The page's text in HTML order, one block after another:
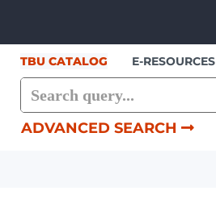
TBU CATALOG E-RESOURCES
ADVANCED SEARCH